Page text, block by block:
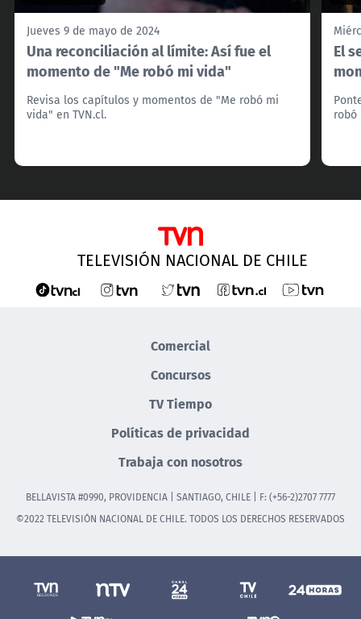
Jueves 9 de mayo de 2024
Una reconciliación al límite: Así fue el
momento de "Me robó mi vida"
Revisa los capítulos y momentos de "Me robó mi
vida" en TVN.cl.
El
robó
TELEVISIÓN NACIONAL DE CHILE
Comercial
Concursos
TV Tiempo
Políticas de privacidad
Trabaja con nosotros
BELLAVISTA #0990, PROVIDENCIA | SANTIAGO, CHILE | F: (+56-2)2707 7777
©2022 TELEVISIÓN NACIONAL DE CHILE. TODOS LOS DERECHOS RESERVADOS